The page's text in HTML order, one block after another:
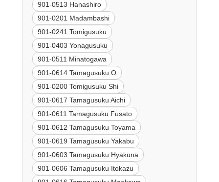
901-0513 Hanashiro
901-0201 Madambashi
901-0241 Tomigusuku
901-0403 Yonagusuku
901-0511 Minatogawa
901-0614 Tamagusuku O
901-0200 Tomigusuku Shi
901-0617 Tamagusuku Aichi
901-0611 Tamagusuku Fusato
901-0612 Tamagusuku Toyama
901-0619 Tamagusuku Yakabu
901-0603 Tamagusuku Hyakuna
901-0606 Tamagusuku Itokazu